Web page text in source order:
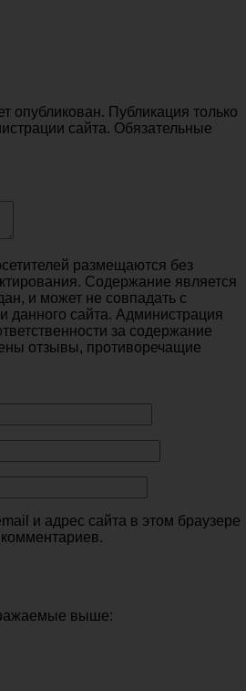
опубликован. Публикация только
сайта. Обязательные
размещаются без
Содержание является
и может не совпадать с
данного сайта. Администрация
за содержание
отзывы, противоречащие
и адрес сайта в этом браузере
выше: